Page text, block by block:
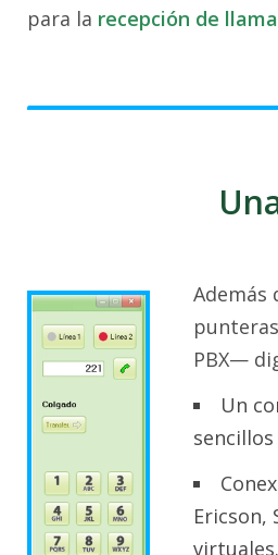
para la recepción de
Además
PBX—
Un
Ericson,
virtuales.